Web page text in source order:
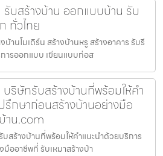
บสร้างบ้าน ออกแบบบ้าน รับ
ทั่วไทย
านโมเดิร์น สร้างบ้านหรู สร้างอาคาร รับรี
ารออกแบบ เขียนแบบก่อส
ริษัทรับสร้างบ้านที่พร้อมให้คำ
รึกษาก่อนสร้างบ้านอย่างมือ
าน.com
สร้างบ้านที่พร้อมให้คำแนะนำด้วยบริการ
ออาชีพที่ รับเหมาสร้างบ้า